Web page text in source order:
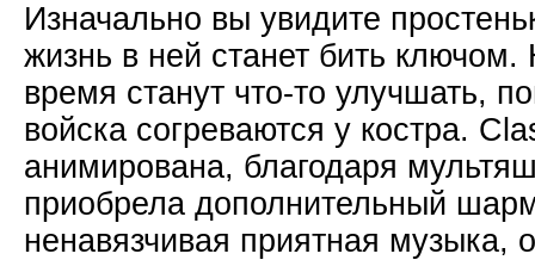
Изначально вы увидите
жизнь в ней станет бить
время станут что-то улучшать,
войска согреваются у костра.
анимирована, благодаря
приобрела дополнительный
ненавязчивая приятная музыка,